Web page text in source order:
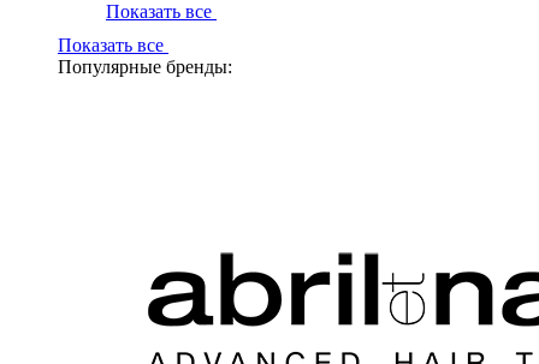
Показать все
Показать все
Популярные бренды: